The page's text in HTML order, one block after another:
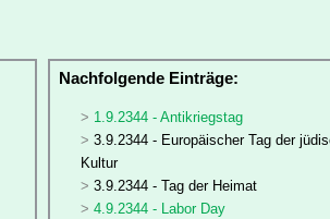
Nachfolgende Einträge:
1.9.2344 - Antikriegstag
3.9.2344 - Europäischer Tag der
Kultur
3.9.2344 - Tag der Heimat
4.9.2344 - Labor Day